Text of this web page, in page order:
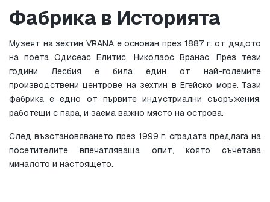
Фабрика в Историята
Музеят на зехтин VRANA е основан през 1887 г. от дядото
на поета Одисеас Елитис, Николаос Вранас. През тези
години Лесбия е била един от най-големите
производствени центрове на зехтин в Егейско море. Тази
фабрика е едно от първите индустриални съоръжения,
работещи с пара, и заема важно място на острова.
След възстановяването през 1999 г. сградата предлага на
посетителите впечатляваща опит, която съчетава
миналото и настоящето.